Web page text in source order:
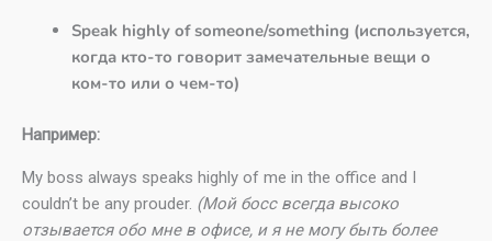
Speak highly of someone/something (используется,
когда кто-то говорит замечательные вещи о
ком-то или о чем-то)
Например:
My boss always speaks highly of me in the office and I
couldn’t be any prouder. (Мой босс всегда высоко
отзывается обо мне в офисе, и я не могу быть более